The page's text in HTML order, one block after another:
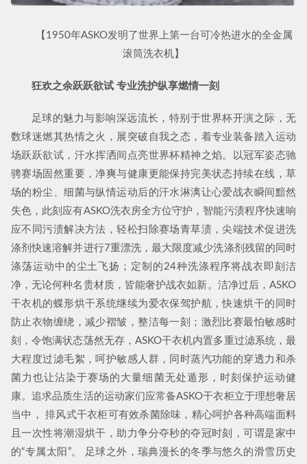
【1950年ASKO发明了世界上第一台可冷热进水的全金属
滚筒洗衣机】
狂欢之余跃跃欲试 专业洗护纵享燃情一刻
足球的魅力与影响深远流长，特别于世界杯开演之际，无
数球迷燃其热情之火，展突破自我之态，着专业装备踏入运动
场跃跃欲试，汗水挥洒间点亮世界杯精神之焰。以冠军姿态驰
骋赛场固然重要，净爽与健康更能保持完美状态持续在线，草
场的粉尘、细菌与纵情运动后的汗水淋漓让心爱战衣瞬间黯然
失色，此刻应有ASKO洗衣房全方位守护，智能污渍程序快速响
应不同污渍解决方法，轻松扫除赛场青草渍，尖端技术促进洗
涤剂快速溶解并进行7重漂洗，最大限度减少洗涤剂残留的同时
涤荡运动中的尘土飞扬；定制的24种洗涤程序将战衣即刻洁
净，无论何种名贵材质，皆能奢护战衣如新。洁净过后，ASKO
干衣机的蝶形烘干系统继续为爱衣保驾护航，快速烘干的同时
防止衣物缠绕，减少褶皱，整洁每一刻；激烈比赛最怕敏感时
刻，令饱满状态荡然无存，ASKO干衣机内置多重过滤系统，最
大程度过滤毛絮，呵护敏感人群，同时蒸汽功能的穿透力和杀
菌力也让沾染于赛场的大量细菌无处遁形，时刻保护运动健
康。追求品质生活的运动家们应常备ASKO干衣柜立于理想奢居
当中， 排风式干衣柜可有效杀菌除味，精心呵护各种高端面料
且一次性将潮湿烘干，助力争分夺秒的夺冠时刻，可谓是家中
的“专属太阳”。 足球之外，瑞典漫长的冬季与悠久的滑雪历史